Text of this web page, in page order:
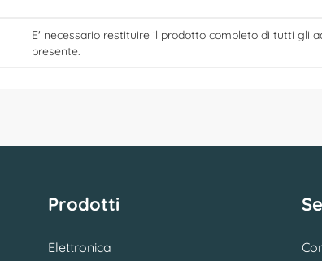
E' necessario restituire il prodotto completo di tutti gli
presente.
Prodotti
Elettronica